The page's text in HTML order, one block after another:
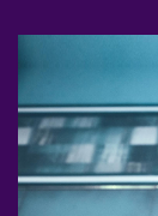
realizado
Angeles (EUA). O
vivência
conectando os
mundial do